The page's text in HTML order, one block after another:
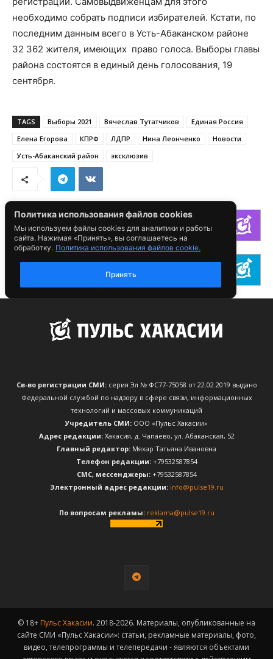
Св-во регистрации СМИ:серия Эл № ФС77-75058 от 22.02.2019 выдано
Федеральной службой по надзору в сфере связи, информационных
технологий и массовых коммуникаций
Учредитель СМИ: ООО «Пульс Хакасии»
Адрес редакции:Хакасия, д. Чапаево, ул. Абаканская, 52
Главный редактор: Мяхар Татьяна Ивановна
Телефон редакции:+79532587854
CМС, мессенджеры:+79532587854
Электронный адрес редакции: info@pulse19.ru
По вопросам рекламы: reklama@pulse19.ru
© 18+ Пульс Хакасии. 2018-2026. Материалы, опубликованные на
сайте СМИ «Пульс Хакасии»: статьи, рекламные материалы, фото,
видео, телепрограммы и телепередачи - являются объектами